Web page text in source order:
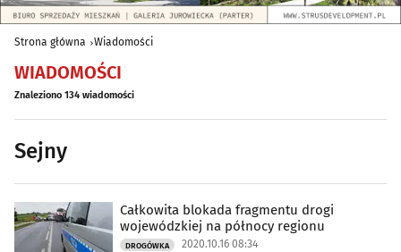
Strona główna Wiadomości
WIADOMOŚCI
Znaleziono 134 wiadomości
Sejny
Całkowita blokada fragmentu drogi
wojewódzkiej na północy regionu
DROGÓWKA 2020.10.16 08:34